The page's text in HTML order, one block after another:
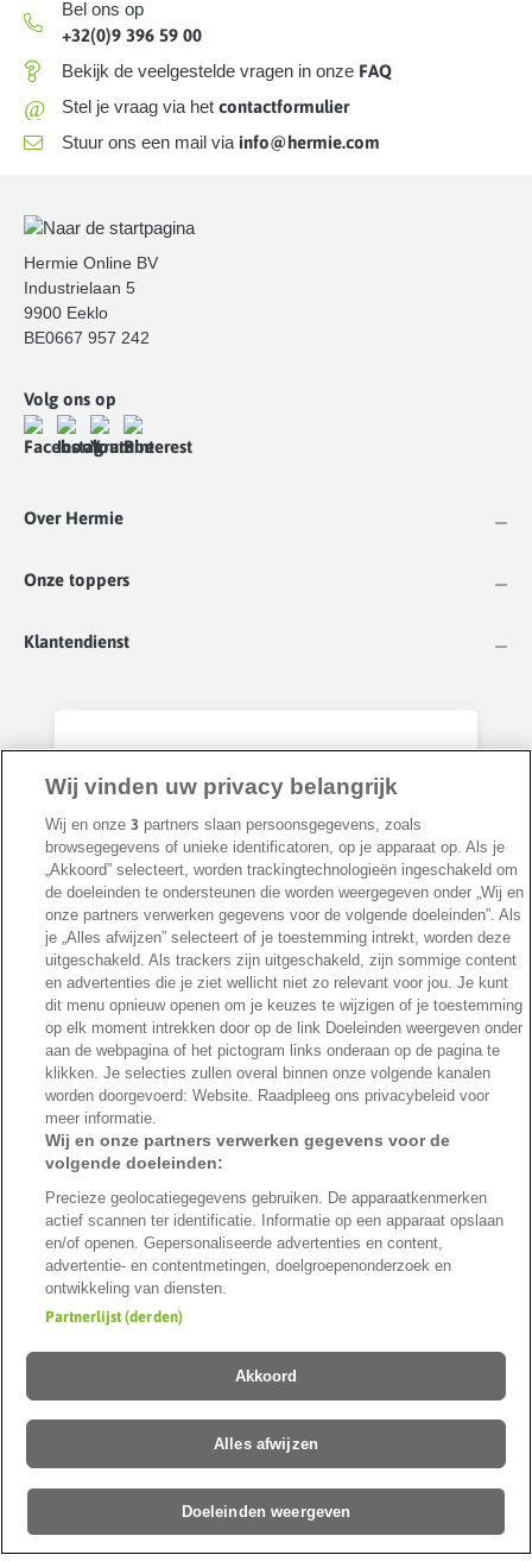
Bel ons op
+32(0)9 396 59 00
Bekijk de veelgestelde vragen in onze FAQ
@ Stel je vraag via het contactformulier
Stuur ons een mail via info@hermie.com
Hermie Online BV
Industrielaan 5
9900 Eeklo
BE0667 957 242
Volg ons op
Over Hermie
Onze toppers
Klantendienst
We mailen je alleen handige weetjes, groene
adviezen en onze beste promoties &
kortingen. Je ontvangt 'm ongeveer 1x per
week en je kan op elk moment uitschrijven.
Geen spam, beloofd 🤞
Inschrijven
Privacybeleid
©2026 Hermie
Over ons Blog & Tuintips
Veilig verzenden met
Wij vinden uw privacy belangrijk
Wij en onze3 partners slaan persoonsgegevens, zoals
browsegegevens of unieke identificatoren, op je apparaat op. Als je
„Akkoord” selecteert, worden trackingtechnologieën ingeschakeld om
de doeleinden te ondersteunen die worden weergegeven onder „Wij en
onze partners verwerken gegevens voor de volgende doeleinden”. Als
je „Alles afwijzen” selecteert of je toestemming intrekt, worden deze
uitgeschakeld. Als trackers zijn uitgeschakeld, zijn sommige content
en advertenties die je ziet wellicht niet zo relevant voor jou. Je kunt
dit menu opnieuw openen om je keuzes te wijzigen of je toestemming
op elk moment intrekken door op de link Doeleinden weergeven onder
aan de webpagina of het pictogram links onderaan op de pagina te
klikken. Je selecties zullen overal binnen onze volgende kanalen
worden doorgevoerd: Website. Raadpleeg ons privacybeleid voor
meer informatie.
Wij en onze partners verwerken gegevens voor de
volgende doeleinden:
Precieze geolocatiegegevens gebruiken. De apparaatkenmerken
actief scannen ter identificatie. Informatie op een apparaat opslaan
en/of openen. Gepersonaliseerde advertenties en content,
advertentie- en contentmetingen, doelgroepenonderzoek en
ontwikkeling van diensten.
Partnerlijst (derden)
Akkoord
Alles afwijzen
Doeleinden weergeven